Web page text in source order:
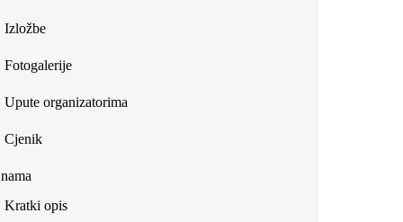
Izložbe
Fotogalerije
Upute organizatorima
Cjenik
Kratki opis